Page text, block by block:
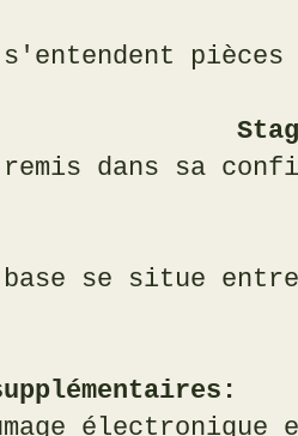
pièces
dans sa
se situe
électronique